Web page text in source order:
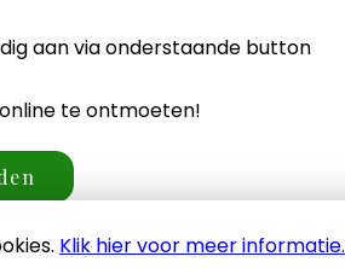
Klik hier voor meer informatie.
aan via onderstaande button
te ontmoeten!